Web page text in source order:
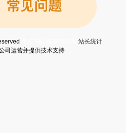
站长统计
司运营并提供技术支持